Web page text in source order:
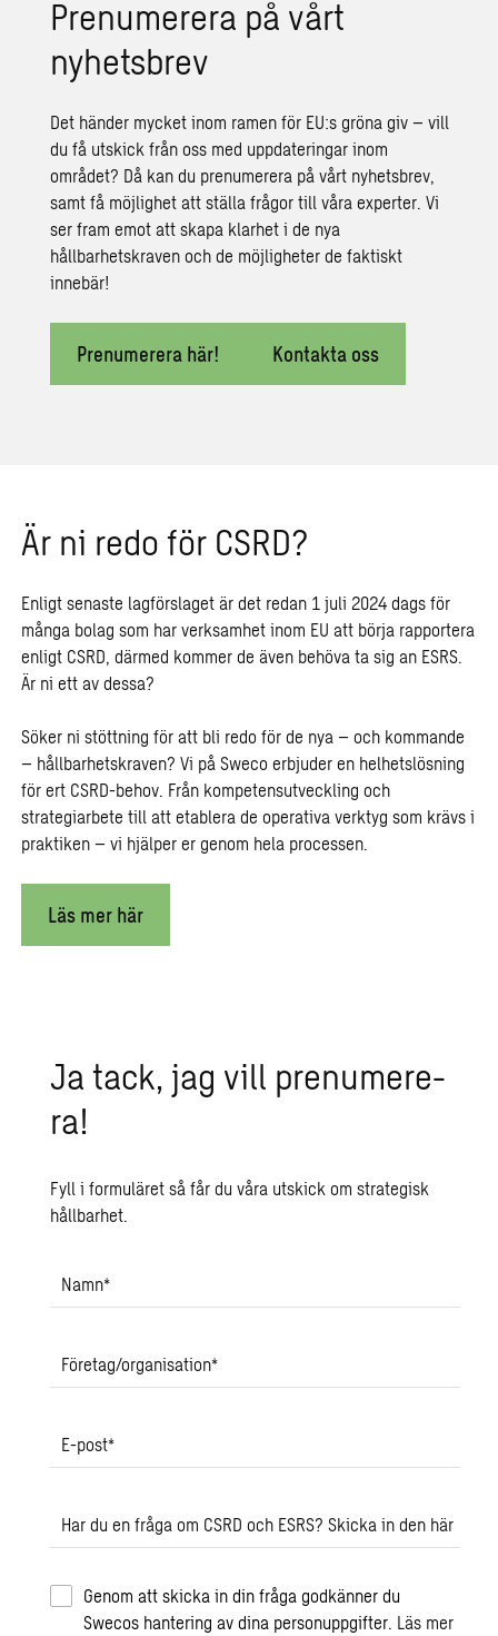
Prenumerera på vårt
nyhetsbrev
Det händer mycket inom ramen för EU:s gröna giv – vill
du få utskick från oss med uppdateringar inom
området? Då kan du prenumerera på vårt nyhetsbrev,
samt få möjlighet att ställa frågor till våra experter. Vi
ser fram emot att skapa klarhet i de nya
hållbarhetskraven och de möjligheter de faktiskt
innebär!
Prenumerera här! Kontakta oss
Är ni redo för CSRD?
Enligt senaste lagförslaget är det redan 1 juli 2024 dags för
många bolag som har verksamhet inom EU att börja rapportera
enligt CSRD, därmed kommer de även behöva ta sig an ESRS.
Är ni ett av dessa?
Söker ni stöttning för att bli redo för de nya – och kommande
– hållbarhetskraven? Vi på Sweco erbjuder en helhetslösning
för ert CSRD-behov. Från kompetensutveckling och
strategiarbete till att etablera de operativa verktyg som krävs i
praktiken – vi hjälper er genom hela processen.
Läs mer här
Ja tack, jag vill pre­nu­me­re­
ra!
Fyll i formuläret så får du våra utskick om strategisk
hållbarhet.
Namn*
Företag/organisation*
E-post*
Har du en fråga om CSRD och ESRS? Skicka in den här
Genom att skicka in din fråga godkänner du
Swecos hantering av dina personuppgifter. Läs mer